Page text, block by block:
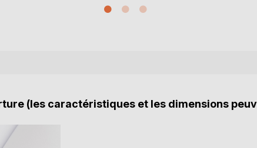
(les caractéristiques et les dimensions